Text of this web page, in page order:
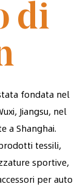
di
fondata nel
Jiangsu, nel
a Shanghai.
tessili,
sportive,
per auto